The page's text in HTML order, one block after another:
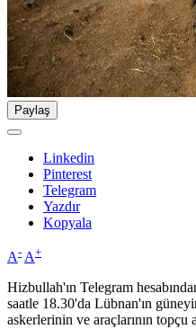
Paylaş
Linkedin
Pinterest
Telegram
Yazdır
Kopyala
A- A+
Hizbullah'ın Telegram
saatle 18.30'da Lübnan'ın
askerlerinin ve araçlarının topçu